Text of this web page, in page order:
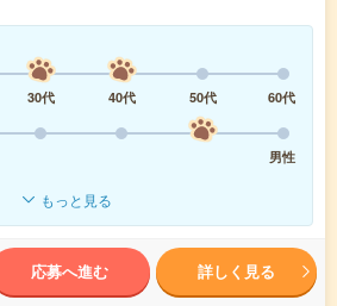
30代 40代 50代
60代
男性
もっと見る
応募へ進む 詳しく見る